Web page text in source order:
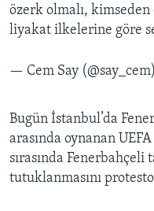
özerk olmalı,
liyakat ilkelerine göre
— Cem Say (@say_cem)
Bugün İstanbul’da
arasında oynanan
sırasında
tutuklanmasını